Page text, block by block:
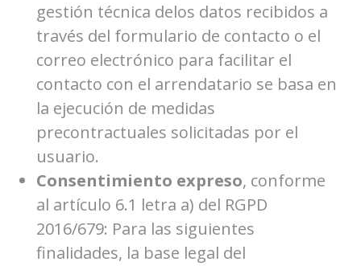
gestión técnica delos datos recibidos a
través del formulario de contacto o el
correo electrónico para facilitar el
contacto con el arrendatario se basa en
la ejecución de medidas
precontractuales solicitadas por el
usuario.
Consentimiento expreso, conforme
al artículo 6.1 letra a) del RGPD
2016/679: Para las siguientes
finalidades, la base legal del